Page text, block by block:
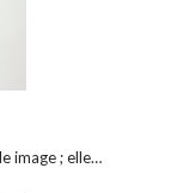
image ; elle…